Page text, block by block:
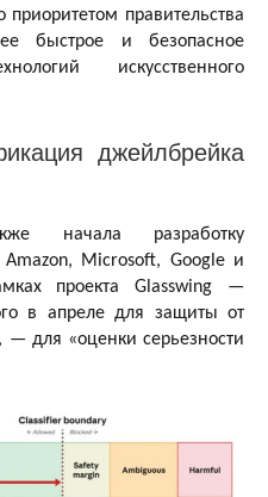
правительства
быстрое и безопасное
искусственного
джейлбрейка
начала разработку
Microsoft, Google и
проекта Glasswing —
в апреле для защиты от
— для «оценки серьезности